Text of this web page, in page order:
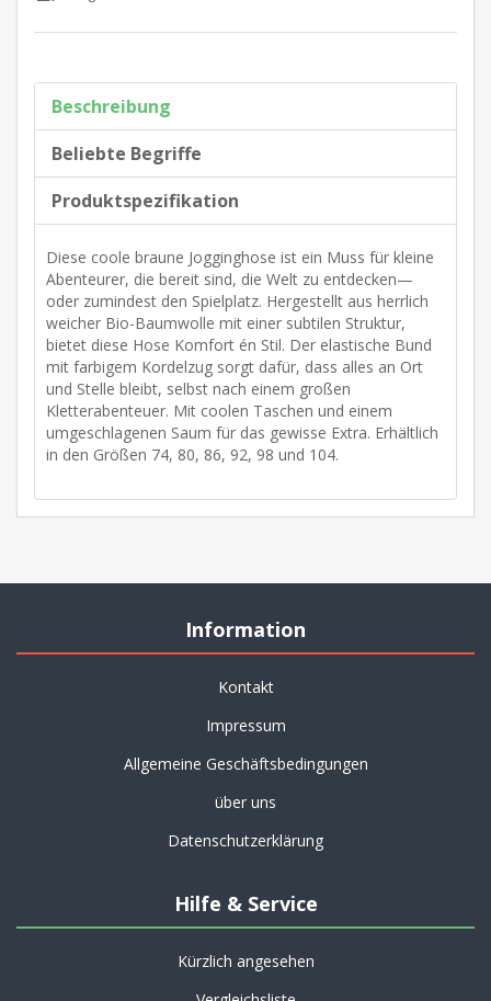
Beschreibung
Beliebte Begriffe
Produktspezifikation
Diese coole braune Jogginghose ist ein Muss für kleine
Abenteurer, die bereit sind, die Welt zu entdecken—
oder zumindest den Spielplatz. Hergestellt aus herrlich
weicher Bio-Baumwolle mit einer subtilen Struktur,
bietet diese Hose Komfort én Stil. Der elastische Bund
mit farbigem Kordelzug sorgt dafür, dass alles an Ort
und Stelle bleibt, selbst nach einem großen
Kletterabenteuer. Mit coolen Taschen und einem
umgeschlagenen Saum für das gewisse Extra. Erhältlich
in den Größen 74, 80, 86, 92, 98 und 104.
Information
Kontakt
Impressum
Allgemeine Geschäftsbedingungen
über uns
Datenschutzerklärung
Hilfe & Service
Kürzlich angesehen